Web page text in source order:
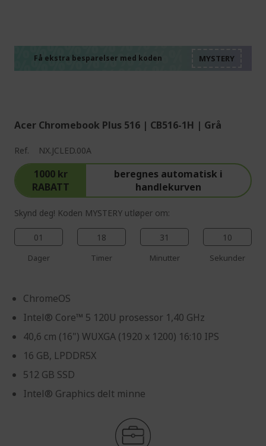
Få ekstra besparelser med koden
Acer Chromebook Plus 516 | CB516-1H | Grå
Ref. NX.JCLED.00A
1000 kr
RABATT
beregnes automatisk i
handlekurven
Skynd deg! Koden MYSTERY utløper om:
01
Dager
18
Timer
31
Minutter
09
Sekunder
ChromeOS
Intel® Core™ 5 120U prosessor 1,40 GHz
40,6 cm (16") WUXGA (1920 x 1200) 16:10 IPS
16 GB, LPDDR5X
512 GB SSD
Intel® Graphics delt minne